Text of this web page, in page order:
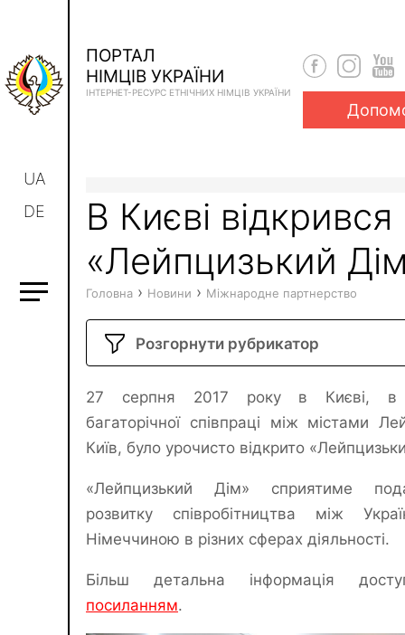
UA
DE
ПОРТАЛ
НІМЦІВ УКРАЇНИ
ІНТЕРНЕТ-РЕСУРС ЕТНІЧНИХ НІМЦІВ УКРАЇНИ
В Києві відкрився
«Лейпцизький
Головна › Новини › Міжнародне партнерство
Розгорнути рубрикатор
27 серпня 2017 року в Києві, в
багаторічної співпраці між містами
Київ, було урочисто відкрито
«Лейпцизький Дім» сприятиме
розвитку співробітництва між
Німеччиною в різних сферах діяльності.
Більш детальна інформація
посиланням.